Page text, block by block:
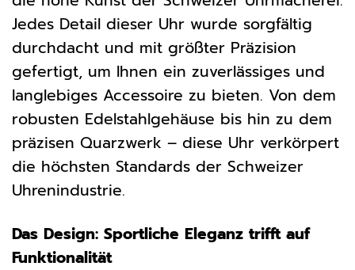
Jedes Detail dieser Uhr wurde sorgfältig
durchdacht und mit größter Präzision
gefertigt, um Ihnen ein zuverlässiges und
langlebiges Accessoire zu bieten. Von dem
robusten Edelstahlgehäuse bis hin zu dem
präzisen Quarzwerk – diese Uhr verkörpert
die höchsten Standards der Schweizer
Uhrenindustrie.
Das Design: Sportliche Eleganz trifft auf
Funktionalität